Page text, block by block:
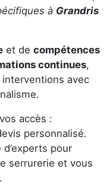
à Grandris
et de compétences
continues,
avec
accès :
personnalisé.
pour
serrurerie et vous